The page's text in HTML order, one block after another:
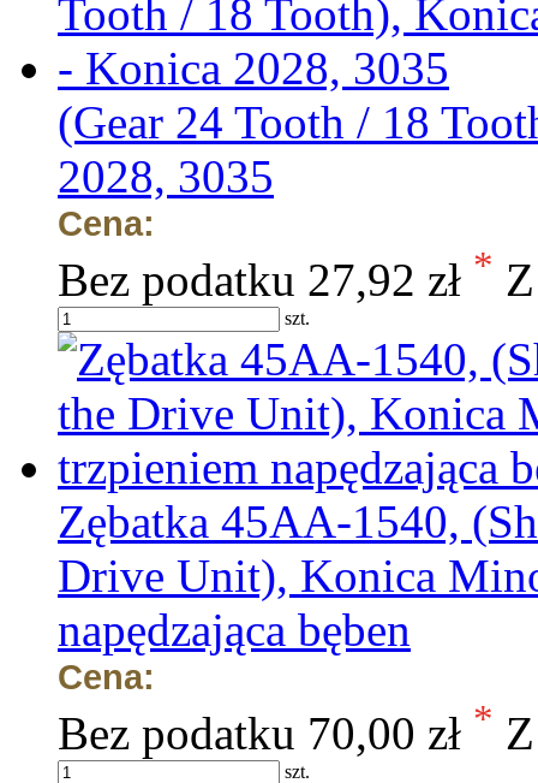
(Gear 24 Tooth / 18
2028, 3035
Cena:
Bez podatku 27,92 zł *
szt.
Zębatka 45AA-1540,
Drive Unit), Konica
napędzająca bęben
Cena:
Bez podatku 70,00 zł *
szt.